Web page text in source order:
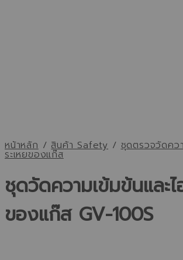
หน้าหลัก / สินค้า Safety / ชุดตรวจวัดคว
ระเหยของแก๊ส
ชุดวัดความเข้มข้นและไ
ของแก๊ส GV-100S